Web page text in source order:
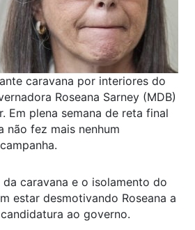
caravana por interiores do
Roseana Sarney (MDB)
Em plena semana de reta final
não fez mais nenhum
caravana e o isolamento do
estar desmotivando Roseana a
ao governo.